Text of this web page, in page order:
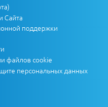
Сайта
поддержки
файлов cookie
персональных данных